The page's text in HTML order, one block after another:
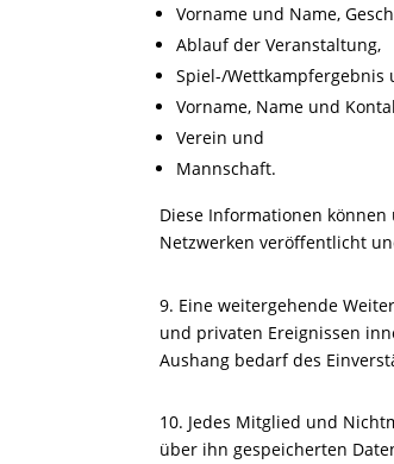
Vorname und Name,
Ablauf der Veranstaltung,
Spiel-/Wettkampfergebnis
Vorname, Name und
Verein und
Mannschaft.
Diese Informationen
Netzwerken veröffentlicht
9. Eine weitergehende
und privaten Ereignissen
Aushang bedarf des
10. Jedes Mitglied und
über ihn gespeicherten